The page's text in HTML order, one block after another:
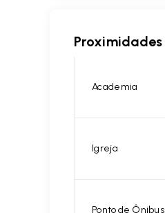
Proximidades
Academia
Igreja
Ponto de Ônibus